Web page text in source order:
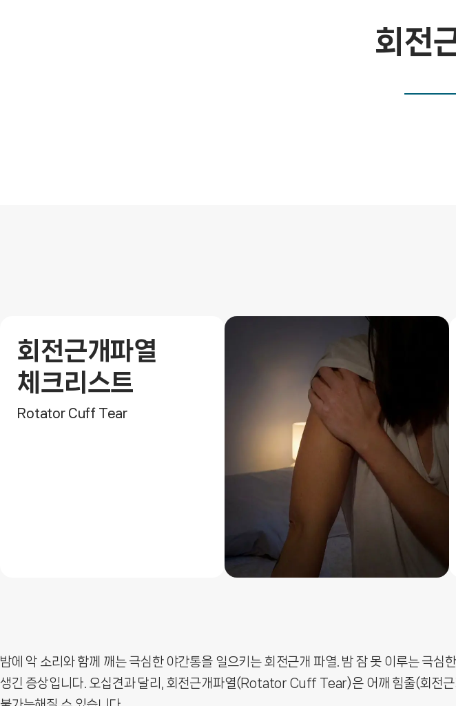
회전
회전근개파열
체크리스트
Rotator Cuff Tear
밤에 악 소리와 함께 깨는 극심한 야간통을 일으키는 회전근개 파열. 밤 잠 못 이루는 극
생긴 증상입니다. 오십견과 달리, 회전근개파열(Rotator Cuff Tear)은 어깨 힘줄(회전